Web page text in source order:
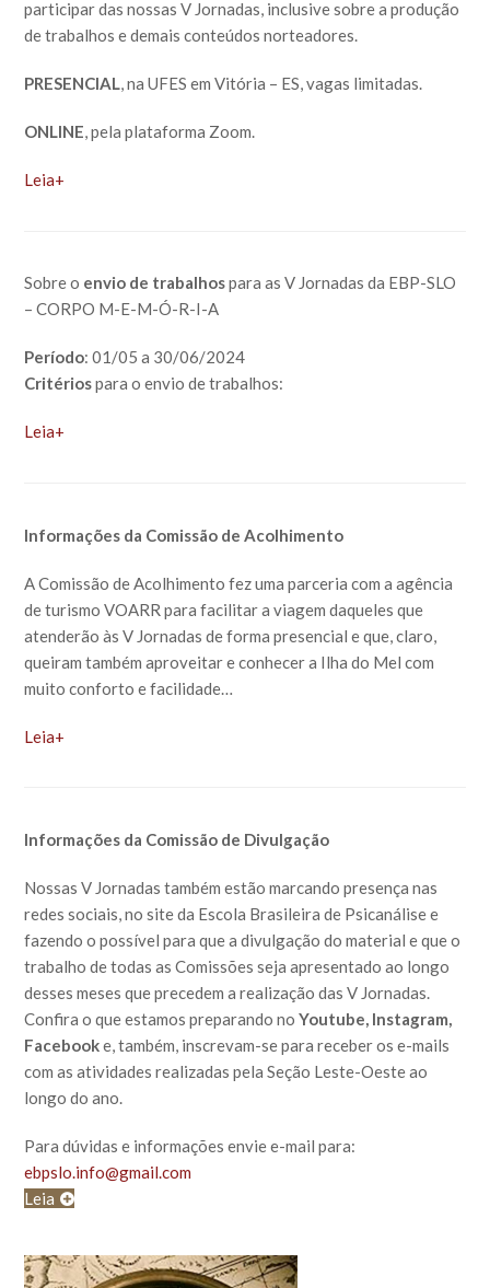
participar das nossas V Jornadas, inclusive sobre a produção
de trabalhos e demais conteúdos norteadores.
PRESENCIAL, na UFES em Vitória – ES, vagas limitadas.
ONLINE, pela plataforma Zoom.
Leia+
Sobre o envio de trabalhospara as V Jornadas da EBP-SLO
– CORPO M-E-M-Ó-R-I-A
Período: 01/05 a 30/06/2024
Critériospara o envio de trabalhos:
Leia+
Informações da Comissão de Acolhimento
A Comissão de Acolhimento fez uma parceria com a agência
de turismo VOARR para facilitar a viagem daqueles que
atenderão às V Jornadas de forma presencial e que, claro,
queiram também aproveitar e conhecer a Ilha do Mel com
muito conforto e facilidade…
Leia+
Informações da Comissão de Divulgação
Nossas V Jornadas também estão marcando presença nas
redes sociais, no site da Escola Brasileira de Psicanálise e
fazendo o possível para que a divulgação do material e que o
trabalho de todas as Comissões seja apresentado ao longo
desses meses que precedem a realização das V Jornadas.
Confira o que estamos preparando noYoutube, Instagram,
Facebooke, também, inscrevam-se para receber os e-mails
com as atividades realizadas pela Seção Leste-Oeste ao
longo do ano.
Para dúvidas e informações envie e-mail para:
ebpslo.info@gmail.com
Leia